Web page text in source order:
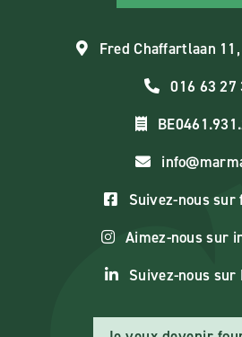
Fred Chaffartlaan
016 63 27
Suivez-nous sur
Aimez-nous sur
Suivez-nous sur